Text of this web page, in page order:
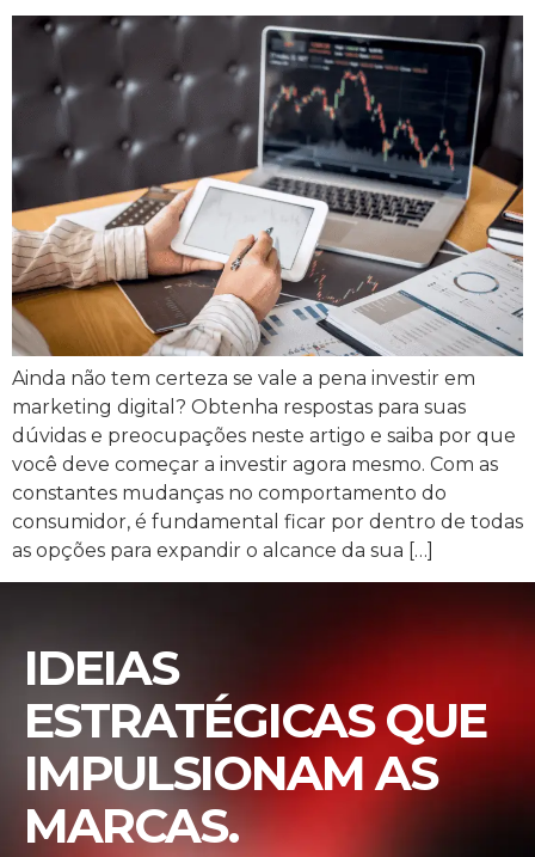
Ainda não tem certeza se vale a pena investir em
marketing digital? Obtenha respostas para suas
dúvidas e preocupações neste artigo e saiba por que
você deve começar a investir agora mesmo. Com as
constantes mudanças no comportamento do
consumidor, é fundamental ficar por dentro de todas
as opções para expandir o alcance da sua […]
IDEIAS
ESTRATÉGICAS QUE
IMPULSIONAM AS
MARCAS.